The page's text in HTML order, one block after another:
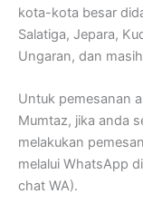
kota-kota besar
Salatiga, Jepara,
Ungaran, dan
Untuk pemesanan
Mumtaz, jika anda
melakukan
melalui WhatsApp di
chat WA).